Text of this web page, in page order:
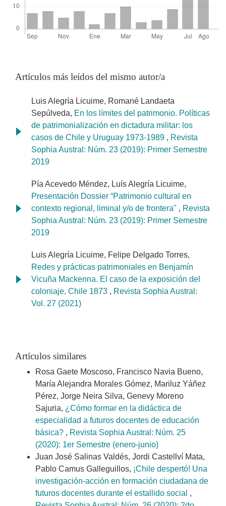
Artículos más leídos del mismo autor/a
Luis Alegría Licuime, Romané Landaeta
Sepúlveda, En los límites del patrimonio. Políticas
de patrimonialización en dictadura militar: los
casos de Chile y Uruguay 1973-1989 , Revista
Sophia Austral: Núm. 23 (2019): Primer Semestre
2019
Pía Acevedo Méndez, Luís Alegría Licuime,
Presentación Dossier “Patrimonio cultural en
contexto regional, liminal y/o de frontera" , Revista
Sophia Austral: Núm. 23 (2019): Primer Semestre
2019
Luis Alegría Licuime, Felipe Delgado Torres,
Redes y prácticas patrimoniales en Benjamín
Vicuña Mackenna. El caso de la exposición del
coloniaje, Chile 1873 , Revista Sophia Austral:
Vol. 27 (2021)
Artículos similares
Rosa Gaete Moscoso, Francisco Navia Bueno,
María Alejandra Morales Gómez, Mariluz Yáñez
Pérez, Jorge Neira Silva, Genevy Moreno
Sajuria, ¿Cómo formar en la didáctica de
especialidad a futuros docentes de educación
básica? , Revista Sophia Austral: Núm. 25
(2020): 1er Semestre (enero-junio)
Juan José Salinas Valdés, Jordi Castellví Mata,
Pablo Camus Galleguillos, ¡Chile despertó! Una
investigación-acción en formación ciudadana de
futuros docentes durante el estallido social ,